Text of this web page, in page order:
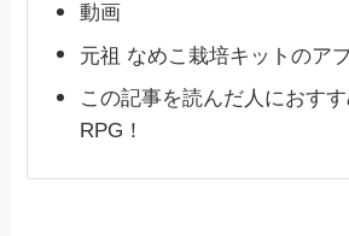
動画
元祖 なめこ栽培キットのア
この記事を読んだ人におす
RPG！